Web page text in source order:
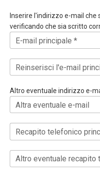
Inserire l'indirizzo e-mail che
verificando che sia scritto
E-mail principale *
Reinserisci l'e-mail
Altro eventuale indirizzo e-
Altra eventuale e-mail
Recapito telefonico
Altro eventuale recapito